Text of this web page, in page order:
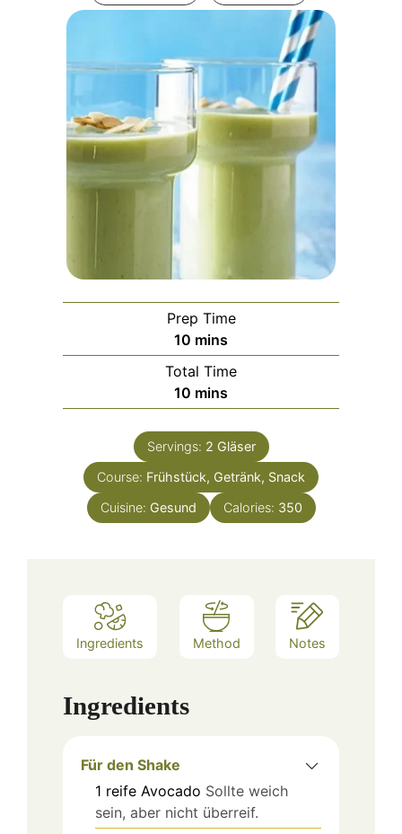
Prep Time
10 minutes
mins
Total Time
10 minutes
mins
Servings: 2 Gläser
Course: Frühstück, Getränk, Snack
Cuisine: Gesund Calories: 350
Ingredients Method Notes
Ingredients
Für den Shake
1 reife Avocado Sollte weich
sein, aber nicht überreif.